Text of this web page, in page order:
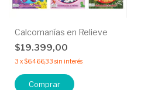
Calcomanías en Relieve
$19.399,00
3 x$6.466,33 sin interés
Comprar